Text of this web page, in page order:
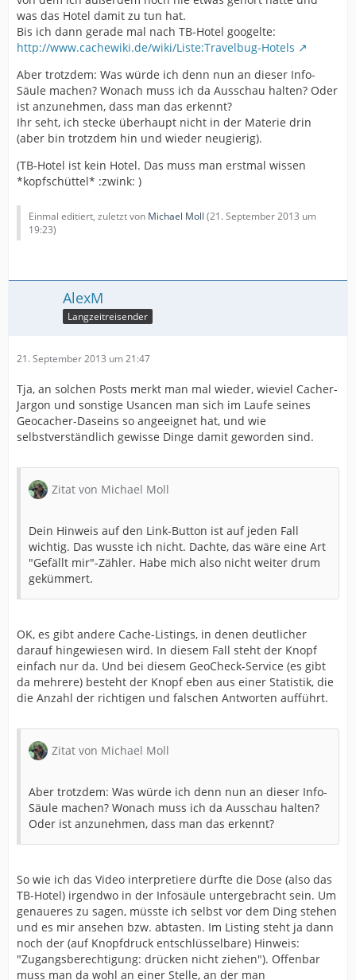
was das Hotel damit zu tun hat.
Bis ich dann gerade mal nach TB-Hotel googelte:
http://www.cachewiki.de/wiki/Liste:Travelbug-Hotels
Aber trotzdem: Was würde ich denn nun an dieser Info-
Säule machen? Wonach muss ich da Ausschau halten? Oder
ist anzunehmen, dass man das erkennt?
Ihr seht, ich stecke überhaupt nicht in der Materie drin
(aber bin trotzdem hin und wieder neugierig).
(TB-Hotel ist kein Hotel. Das muss man erstmal wissen
*kopfschüttel* :zwink: )
Einmal editiert, zuletzt von Michael Moll (21. September 2013 um
19:23)
AlexM
Langzeitreisender
21. September 2013 um 21:47
Tja, an solchen Posts merkt man mal wieder, wieviel Cacher-
Jargon und sonstige Usancen man sich im Laufe seines
Geocacher-Daseins so angeeignet hat, und wie
selbstverständlich gewisse Dinge damit geworden sind.
Zitat von Michael Moll
Dein Hinweis auf den Link-Button ist auf jeden Fall
wichtig. Das wusste ich nicht. Dachte, das wäre eine Art
"Gefällt mir"-Zähler. Habe mich also nicht weiter drum
gekümmert.
OK, es gibt andere Cache-Listings, in denen deutlicher
darauf hingewiesen wird. In diesem Fall steht der Knopf
einfach nur da. Und bei diesem GeoCheck-Service (es gibt
da mehrere) besteht der Knopf eben aus einer Statistik, die
die Anzahl der richtigen und falschen Antworten aufführt.
Zitat von Michael Moll
Aber trotzdem: Was würde ich denn nun an dieser Info-
Säule machen? Wonach muss ich da Ausschau halten?
Oder ist anzunehmen, dass man das erkennt?
So wie ich das Video interpretiere dürfte die Dose (also das
TB-Hotel) irgendwo in der Infosäule untergebracht sein. Um
genaueres zu sagen, müsste ich selbst vor dem Ding stehen
und es mir ansehen bzw. abtasten. Im Listing steht ja dann
noch der (auf Knopfdruck entschlüsselbare) Hinweis:
"Zugangsberechtigung: drücken nicht ziehen"). Offenbar
muss man da wohl an einer Stelle, an der man